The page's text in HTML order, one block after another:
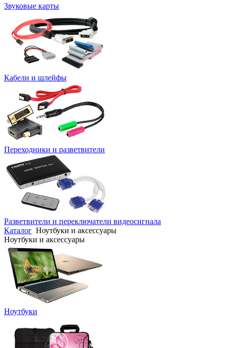
Звуковые карты
Кабели и шлейфы
Переходники и разветвители
Разветвители и переключатели видеосигнала
Каталог Ноутбуки и аксессуары
Ноутбуки и аксессуары
Ноутбуки